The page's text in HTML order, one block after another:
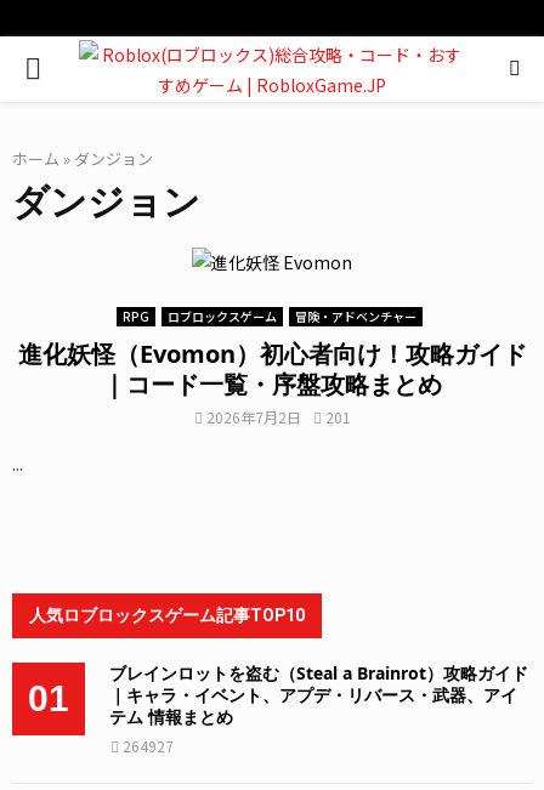
PRIMARY
ホーム » ダンジョン
ダンジョン
RPG ロブロックスゲーム 冒険・アドベンチャー
進化妖怪（Evomon）初心者向け！攻略ガイド
｜コード一覧・序盤攻略まとめ
2026年7月2日 201
...
人気ロブロックスゲーム記事TOP10
01
ブレインロットを盗む（Steal a Brainrot）攻略ガイド
｜キャラ・イベント、アプデ・リバース・武器、アイ
テム 情報まとめ
264927